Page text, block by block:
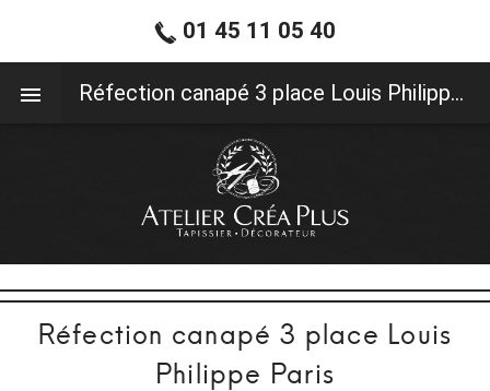
Réfection canapé 3 place Louis
Philippe Paris
01 45 11 05 40
Réfection canapé 3 place Louis Philippe Paris